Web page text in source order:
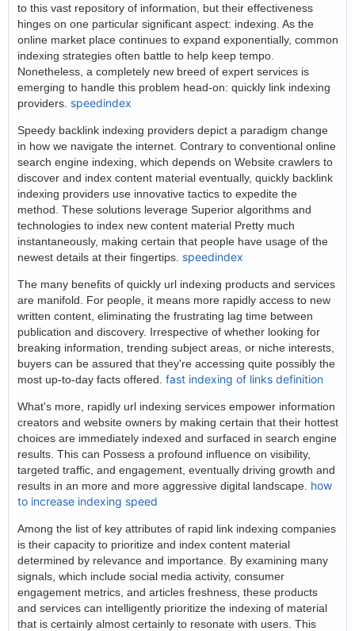
to this vast repository of information, but their effectiveness
hinges on one particular significant aspect: indexing. As the
online market place continues to expand exponentially, common
indexing strategies often battle to help keep tempo.
Nonetheless, a completely new breed of expert services is
emerging to handle this problem head-on: quickly link indexing
providers. speedindex
Speedy backlink indexing providers depict a paradigm change
in how we navigate the internet. Contrary to conventional online
search engine indexing, which depends on Website crawlers to
discover and index content material eventually, quickly backlink
indexing providers use innovative tactics to expedite the
method. These solutions leverage Superior algorithms and
technologies to index new content material Pretty much
instantaneously, making certain that people have usage of the
newest details at their fingertips. speedindex
The many benefits of quickly url indexing products and services
are manifold. For people, it means more rapidly access to new
written content, eliminating the frustrating lag time between
publication and discovery. Irrespective of whether looking for
breaking information, trending subject areas, or niche interests,
buyers can be assured that they're accessing quite possibly the
most up-to-day facts offered. fast indexing of links definition
What's more, rapidly url indexing services empower information
creators and website owners by making certain that their hottest
choices are immediately indexed and surfaced in search engine
results. This can Possess a profound influence on visibility,
targeted traffic, and engagement, eventually driving growth and
results in an more and more aggressive digital landscape. how
to increase indexing speed
Among the list of key attributes of rapid link indexing companies
is their capacity to prioritize and index content material
determined by relevance and importance. By examining many
signals, which include social media activity, consumer
engagement metrics, and articles freshness, these products
and services can intelligently prioritize the indexing of material
that is certainly almost certainly to resonate with users. This